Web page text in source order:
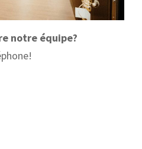
notre équipe?